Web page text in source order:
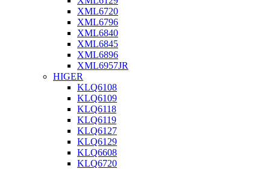
XML6720
XML6796
XML6840
XML6845
XML6896
XML6957JR
HIGER
KLQ6108
KLQ6109
KLQ6118
KLQ6119
KLQ6127
KLQ6129
KLQ6608
KLQ6720